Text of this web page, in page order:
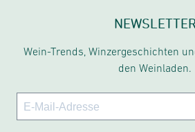
NEWSLETTER
Wein-Trends, Winzergeschichten
den Weinladen.